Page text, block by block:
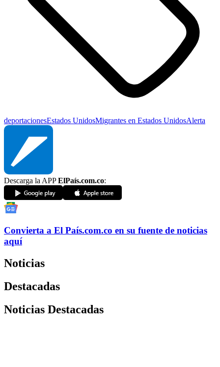
deportacionesEstados UnidosMigrantes en Estados UnidosAlerta
Descarga la APPElPaís.com.co:
Convierta a El País.com.co en su fuente de noticias
aquí
Noticias
Destacadas
Noticias Destacadas